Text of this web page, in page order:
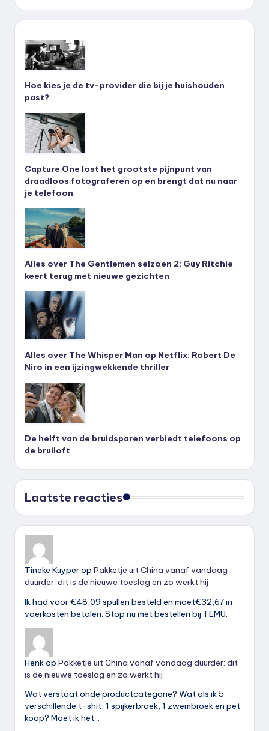
Hoe kies je de tv-provider die bij je huishouden
past?
Capture One lost het grootste pijnpunt van
draadloos fotograferen op en brengt dat nu naar
je telefoon
Alles over The Gentlemen seizoen 2: Guy Ritchie
keert terug met nieuwe gezichten
Alles over The Whisper Man op Netflix: Robert De
Niro in een ijzingwekkende thriller
De helft van de bruidsparen verbiedt telefoons op
de bruiloft
Laatste reacties
Tineke Kuyperop Pakketje uit China vanaf vandaag
duurder: dit is de nieuwe toeslag en zo werkt hij
Ik had voor €48,09 spullen besteld en moet€32,67 in
voerkosten betalen. Stop nu met bestellen bij TEMU.
Henkop Pakketje uit China vanaf vandaag duurder: dit
is de nieuwe toeslag en zo werkt hij
Wat verstaat onde productcategorie? Wat als ik 5
verschillende t-shit, 1 spijkerbroek, 1 zwembroek en pet
koop? Moet ik het…